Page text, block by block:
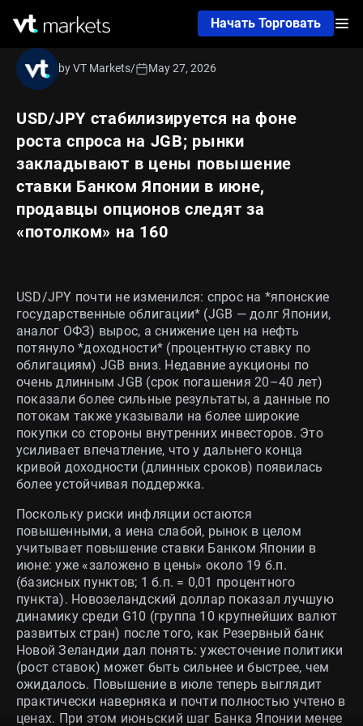
Начать Торговать
USD/JPY стабилизируется на фоне
роста спроса на JGB; рынки
закладывают в цены повышение
ставки Банком Японии в июне,
продавцы опционов следят за
«потолком» на 160
by VT Markets/ May 27, 2026
USD/JPY почти не изменился: спрос на *японские
государственные облигации* (JGB — долг Японии,
аналог ОФЗ) вырос, а снижение цен на нефть
потянуло *доходности* (процентную ставку по
облигациям) JGB вниз. Недавние аукционы по
очень длинным JGB (срок погашения 20–40 лет)
показали более сильные результаты, а данные по
потокам также указывали на более широкие
покупки со стороны внутренних инвесторов. Это
усиливает впечатление, что у дальнего конца
кривой доходности (длинных сроков) появилась
более устойчивая поддержка.
Поскольку риски инфляции остаются
повышенными, а иена слабой, рынок в целом
учитывает повышение ставки Банком Японии в
июне: уже «заложено в цены» около 19 б.п.
(базисных пунктов; 1 б.п. = 0,01 процентного
пункта). Новозеландский доллар показал лучшую
динамику среди G10 (группа 10 крупнейших валют
развитых стран) после того, как Резервный банк
Новой Зеландии дал понять: ужесточение политики
(рост ставок) может быть сильнее и быстрее, чем
ожидалось. Повышение в июле теперь выглядит
практически наверняка и почти полностью учтено в
ценах. При этом июньский шаг Банка Японии менее